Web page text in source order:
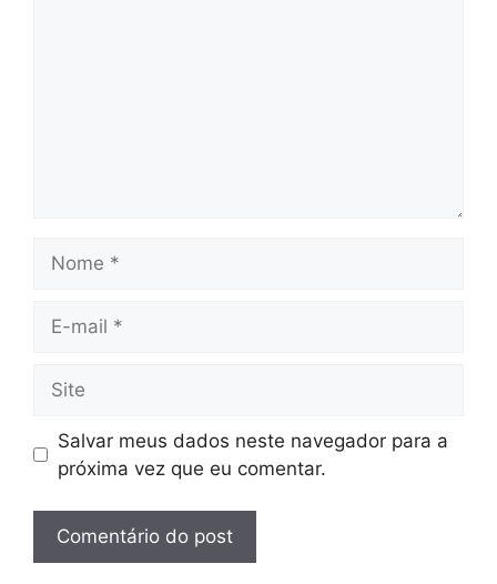
mail
Salvar meus dados neste navegador para a
próxima vez que eu comentar.